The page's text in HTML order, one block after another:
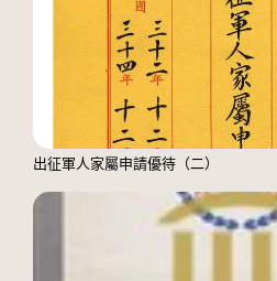
出征軍人家屬申請優待（二）